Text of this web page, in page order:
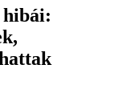
hibái: